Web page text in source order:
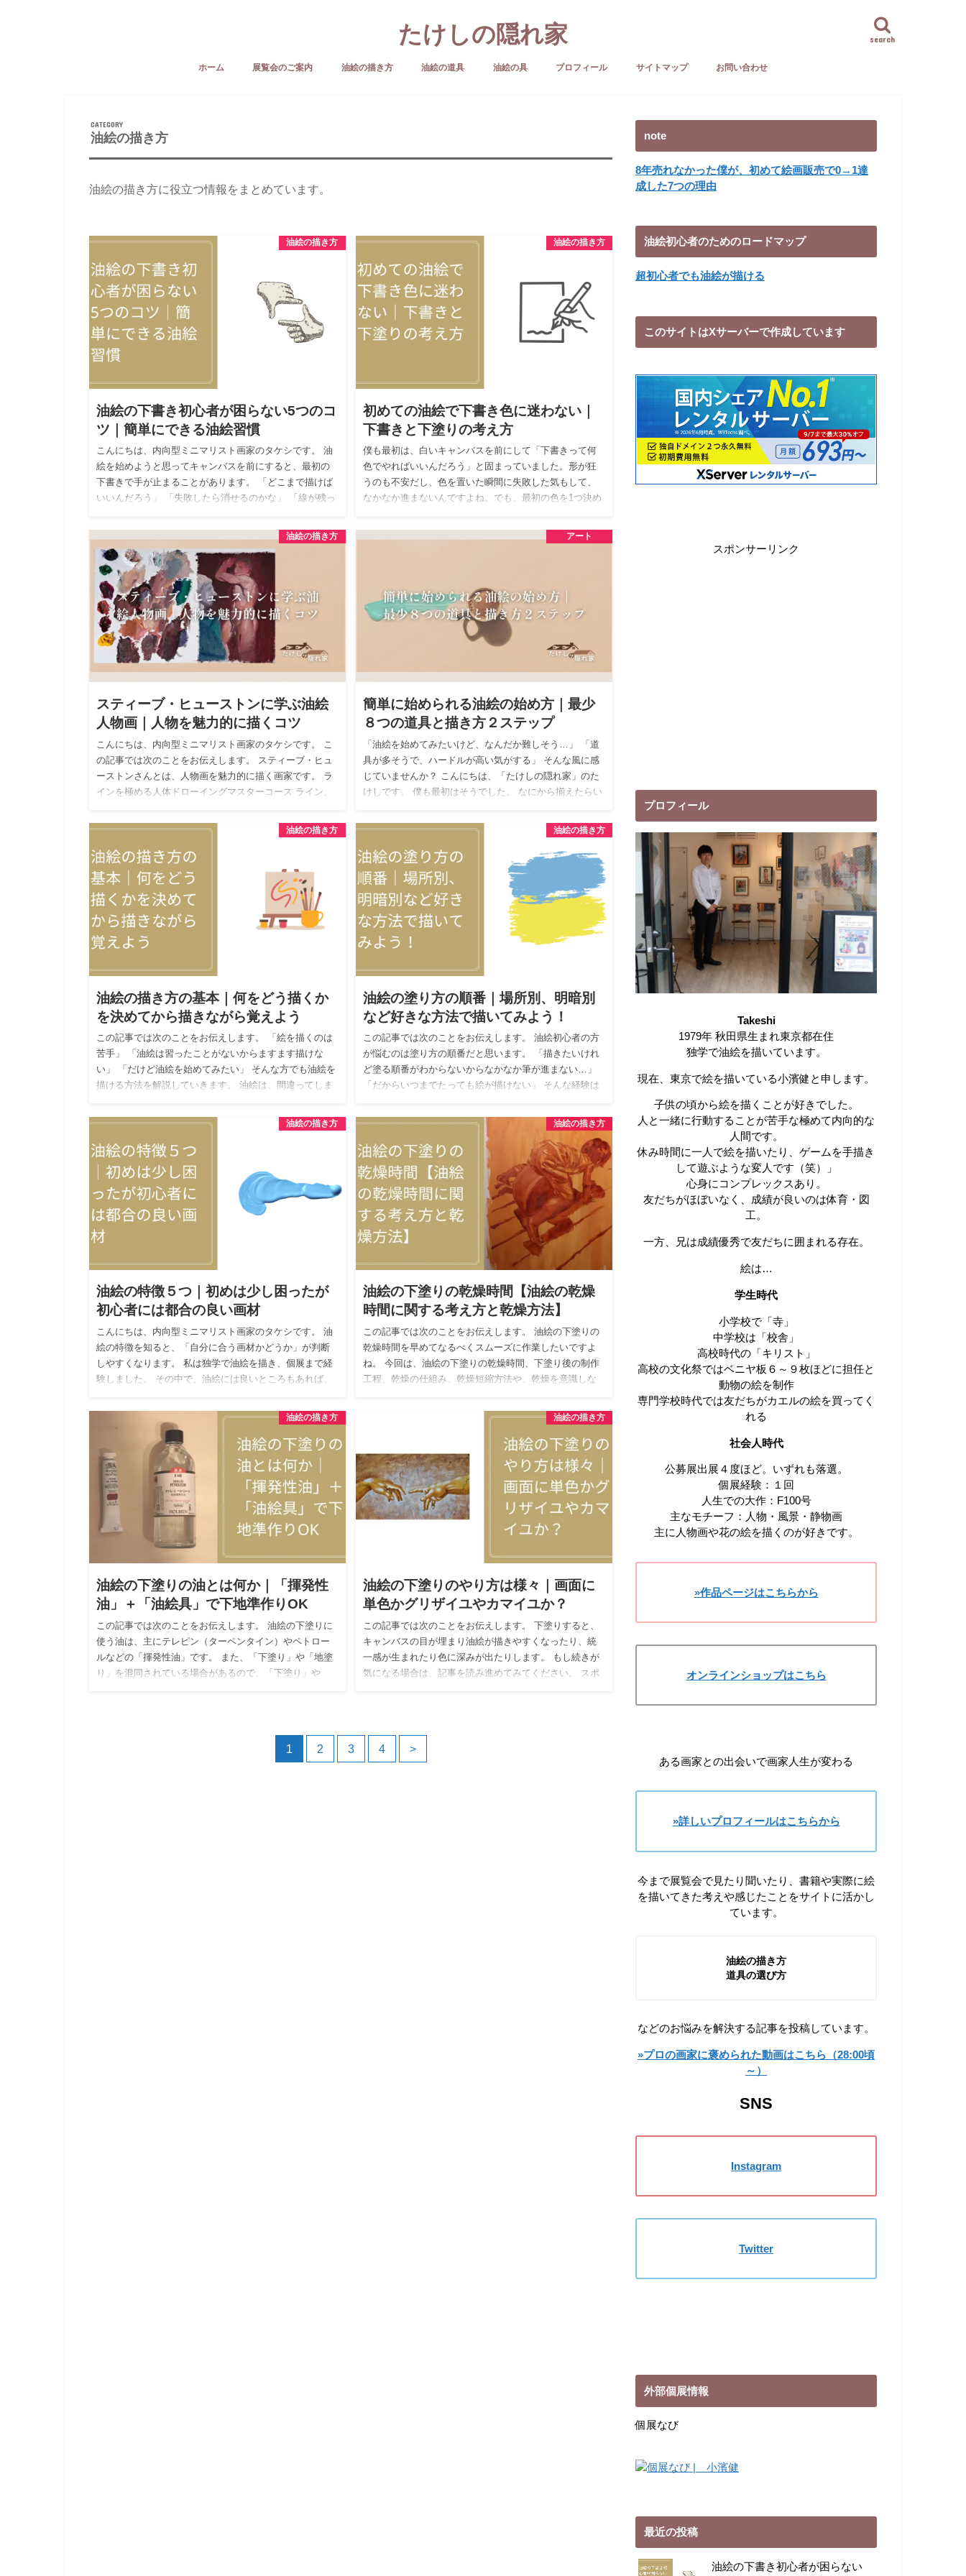
たけしの隠れ家 search
ホーム 展覧会のご案内 油絵の描き方 油絵の道具 油絵の具 プロフィール サイトマップ お問い合わせ
油絵の描き方
油絵の描き方に役立つ情報をまとめています。
油絵の描き方
油絵の下書き初心者が困らない5つのコ
ツ｜簡単にできる油絵習慣
こんにちは、内向型ミニマリスト画家のタケシです。 油
絵を始めようと思ってキャンバスを前にすると、最初の
下書きで手が止まることがあります。 「どこまで描けば
いいんだろう」 「失敗したら消せるのかな」 「線が残っ
油絵の描き方
初めての油絵で下書き色に迷わない｜
下書きと下塗りの考え方
僕も最初は、白いキャンバスを前にして「下書きって何
色でやればいいんだろう」と固まっていました。形が狂
うのも不安だし、色を置いた瞬間に失敗した気もして、
なかなか進まないんですよね。でも、最初の色を1つ決め
油絵の描き方
スティーブ・ヒューストンに学ぶ油絵
人物画｜人物を魅力的に描くコツ
こんにちは、内向型ミニマリスト画家のタケシです。 こ
の記事では次のことをお伝えします。 スティーブ・ヒュ
ーストンさんとは、人物画を魅力的に描く画家です。 ラ
インを極める人体ドローイングマスターコース ライン、
アート
簡単に始められる油絵の始め方｜最少
８つの道具と描き方２ステップ
「油絵を始めてみたいけど、なんだか難しそう…」 「道
具が多そうで、ハードルが高い気がする」 そんな風に感
じていませんか？ こんにちは、「たけしの隠れ家」のた
けしです。 僕も最初はそうでした。 なにから揃えたらい
油絵の描き方
油絵の描き方の基本｜何をどう描くか
を決めてから描きながら覚えよう
この記事では次のことをお伝えします。 「絵を描くのは
苦手」 「油絵は習ったことがないからますます描けな
い」 「だけど油絵を始めてみたい」 そんな方でも油絵を
描ける方法を解説していきます。 油絵は、間違ってしま
油絵の描き方
油絵の塗り方の順番｜場所別、明暗別
など好きな方法で描いてみよう！
この記事では次のことをお伝えします。 油絵初心者の方
が悩むのは塗り方の順番だと思います。 「描きたいけれ
ど塗る順番がわからないからなかなか筆が進まない…」
「だからいつまでたっても絵が描けない」 そんな経験は
油絵の描き方
油絵の特徴５つ｜初めは少し困ったが
初心者には都合の良い画材
こんにちは、内向型ミニマリスト画家のタケシです。 油
絵の特徴を知ると、「自分に合う画材かどうか」が判断
しやすくなります。 私は独学で油絵を描き、個展まで経
験しました。 その中で、油絵には良いところもあれば、
油絵の描き方
油絵の下塗りの乾燥時間【油絵の乾燥
時間に関する考え方と乾燥方法】
この記事では次のことをお伝えします。 油絵の下塗りの
乾燥時間を早めてなるべくスムーズに作業したいですよ
ね。 今回は、油絵の下塗りの乾燥時間、下塗り後の制作
工程、乾燥の仕組み、乾燥短縮方法や、乾燥を意識しな
油絵の描き方
油絵の下塗りの油とは何か｜「揮発性
油」＋「油絵具」で下地準作りOK
この記事では次のことをお伝えします。 油絵の下塗りに
使う油は、主にテレピン（ターペンタイン）やペトロー
ルなどの「揮発性油」です。 また、「下塗り」や「地塗
り」を混同されている場合があるので、「下塗り」や
油絵の描き方
油絵の下塗りのやり方は様々｜画面に
単色かグリザイユやカマイユか？
この記事では次のことをお伝えします。 下塗りすると、
キャンバスの目が埋まり油絵が描きやすくなったり、統
一感が生まれたり色に深みが出たりします。 もし続きが
気になる場合は、記事を読み進めてみてください。 スポ
1 2 3 4 >
note
8年売れなかった僕が、初めて絵画販売で0→1達
成した7つの理由
油絵初心者のためのロードマップ
超初心者でも油絵が描ける
このサイトはXサーバーで作成しています
スポンサーリンク
プロフィール
Takeshi
1979年 秋田県生まれ東京都在住
独学で油絵を描いています。
現在、東京で絵を描いている小濱健と申します。
子供の頃から絵を描くことが好きでした。
人と一緒に行動することが苦手な極めて内向的な
人間です。
休み時間に一人で絵を描いたり、ゲームを手描き
して遊ぶような変人です（笑）」
心身にコンプレックスあり。
友だちがほぼいなく、成績が良いのは体育・図
工。
一方、兄は成績優秀で友だちに囲まれる存在。
絵は…
学生時代
小学校で「寺」
中学校は「校舎」
高校時代の「キリスト」
高校の文化祭ではベニヤ板６～９枚ほどに担任と
動物の絵を制作
専門学校時代では友だちがカエルの絵を買ってく
れる
社会人時代
公募展出展４度ほど。いずれも落選。
個展経験：１回
人生での大作：F100号
主なモチーフ：人物・風景・静物画
主に人物画や花の絵を描くのが好きです。
»作品ページはこちらから
オンラインショップはこちら
ある画家との出会いで画家人生が変わる
»詳しいプロフィールはこちらから
今まで展覧会で見たり聞いたり、書籍や実際に絵
を描いてきた考えや感じたことをサイトに活かし
ています。
油絵の描き方
道具の選び方
などのお悩みを解決する記事を投稿しています。
»プロの画家に褒められた動画はこちら（28:00頃
～）
SNS
Instagram
Twitter
外部個展情報
個展なび
最近の投稿
油絵の下書き初心者が困らない